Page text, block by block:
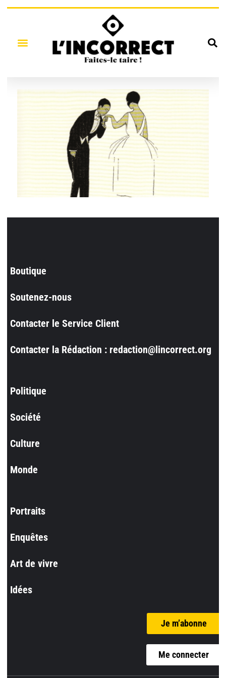
Boutique
Soutenez-nous
Contacter le Service Client
Contacter la Rédaction : redaction@lincorrect.org
Politique
Société
Culture
Monde
Portraits
Enquêtes
Art de vivre
Idées
Je m’abonne
Me connecter